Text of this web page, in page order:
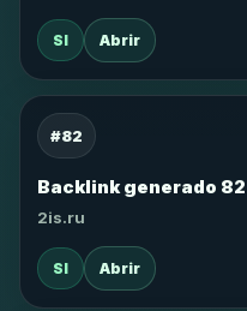
SI Abrir
#82
Backlink generado 82
2is.ru
SI Abrir